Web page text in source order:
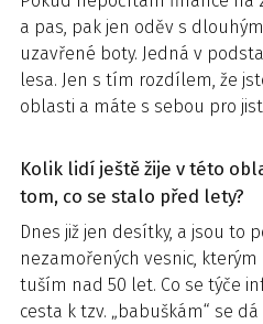
a pas, pak jen oděv s
uzavřené boty. Jedná v
lesa. Jen s tím rozdílem, že
oblasti a máte s sebou pro
Kolik lidí ještě žije v této
tom, co se stalo před lety?
Dnes již jen desítky, a jsou to
nezamořených vesnic,
tuším nad 50 let. Co se týče
cesta k tzv. „babuškám“ se